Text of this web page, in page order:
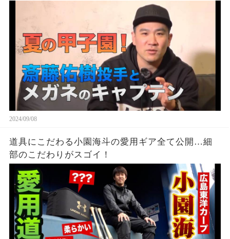
2024/09/08
道具にこだわる小園海斗の愛用ギア全て公開…細
部のこだわりがスゴイ！